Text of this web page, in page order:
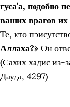
гуса’а, подобно
ваших врагов их
Те, кто
Аллаха?» Он
(Сахих хадис из-
Дауда, 4297)